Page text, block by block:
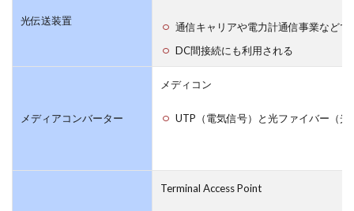
光伝送装置
通信キャリアや電力計通信事業など
DC間接続にも利用される
メディアコンバーター
メディコン
UTP（電気信号）と光ファイバー（光
Terminal Access Point